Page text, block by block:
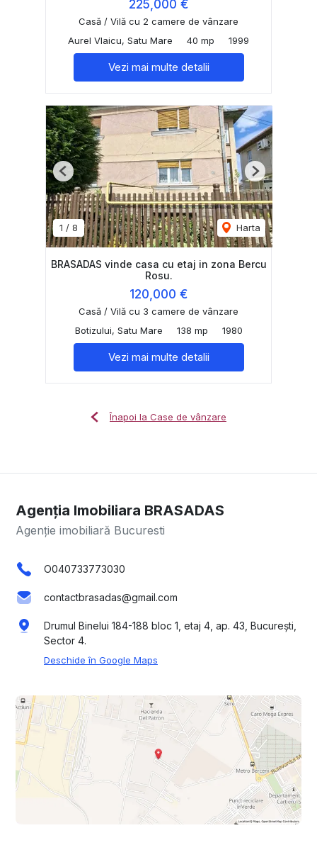
225,000 €
Casă / Vilă cu 2 camere de vânzare
Aurel Vlaicu, Satu Mare
40 mp 1999
Vezi mai multe detalii
1 / 8 Harta
Previous Next
BRASADAS vinde casa cu etaj in zona Bercu
Rosu.
120,000 €
Casă / Vilă cu 3 camere de vânzare
Botizului, Satu Mare
138 mp 1980
Vezi mai multe detalii
Înapoi la Case de vânzare
Agenția Imobiliara BRASADAS
Agenție imobiliară Bucuresti
O040733773030
contactbrasadas@gmail.com
Drumul Binelui 184-188 bloc 1, etaj 4, ap. 43, București,
Sector 4.
Deschide în Google Maps